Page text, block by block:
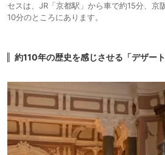
セスは、JR「京都駅」から車で約15分、京
10分のところにあります。
約110年の歴史を感じさせる「デザー